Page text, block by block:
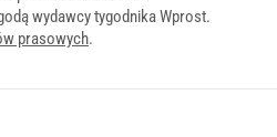
wydawcy tygodnika Wprost.
prasowych.